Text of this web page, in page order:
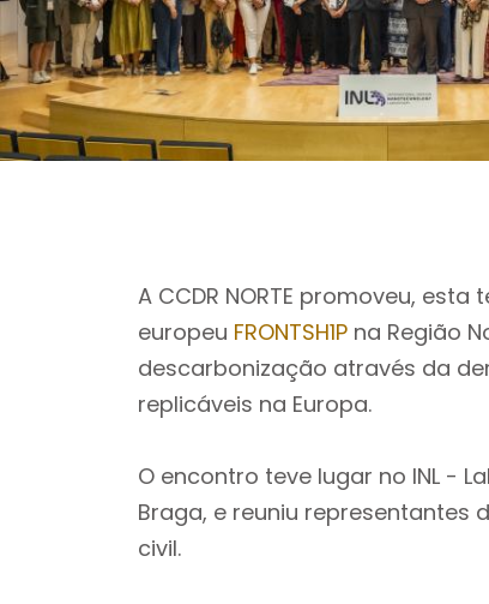
A CCDR NORTE promoveu,
europeu FRONTSH1P na Região
descarbonização através da
replicáveis na Europa.
O encontro teve lugar no INL -
Braga, e reuniu representantes
civil.